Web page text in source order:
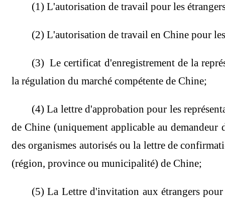
(1) L'autorisation de travail pour les
(2) L'autorisation de travail en Chine pour
(3) Le certificat d'enregistrement de la
la régulation du marché compétente de Chine;
(4) La lettre d'approbation pour les
de Chine (uniquement applicable au
des organismes autorisés ou la lettre de
(région, province ou municipalité) de Chine;
(5) La Lettre d'invitation aux étrangers